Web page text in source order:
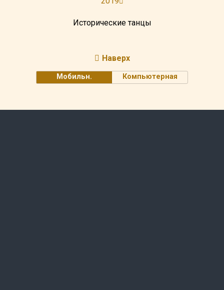
Исторические танцы
Наверх
Мобильн. Компьютерная